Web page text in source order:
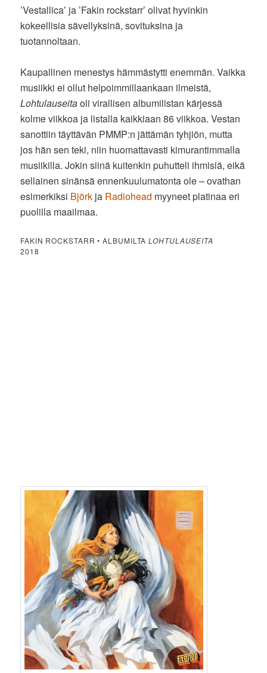
’Vestallica’ ja ’Fakin rockstarr’ olivat hyvinkin
kokeellisia sävellyksinä, sovituksina ja
tuotannoltaan.
Kaupallinen menestys hämmästytti enemmän. Vaikka
musiikki ei ollut helpoimmillaankaan ilmeistä,
Lohtulauseitaoli virallisen albumilistan kärjessä
kolme viikkoa ja listalla kaikkiaan 86 viikkoa. Vestan
sanottiin täyttävän PMMP:n jättämän tyhjiön, mutta
jos hän sen teki, niin huomattavasti kimurantimmalla
musiikilla. Jokin siinä kuitenkin puhutteli ihmisiä, eikä
sellainen sinänsä ennenkuulumatonta ole – ovathan
esimerkiksi Björk ja Radiohead myyneet platinaa eri
puolilla maailmaa.
FAKIN ROCKSTARR • ALBUMILTALOHTULAUSEITA
2018